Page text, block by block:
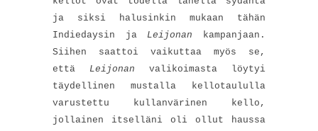
ja siksi halusinkin mukaan tähän
Indiedaysin ja Leijonan kampanjaan.
Siihen saattoi vaikuttaa myös se,
että Leijonan valikoimasta löytyi
täydellinen mustalla kellotaululla
varustettu kullanvärinen kello,
jollainen itselläni oli ollut haussa